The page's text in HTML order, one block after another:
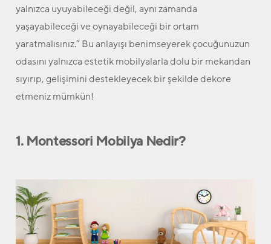
yalnızca uyuyabileceği değil, aynı zamanda
yaşayabileceği ve oynayabileceği bir ortam
yaratmalısınız.” Bu anlayışı benimseyerek çocuğunuzun
odasını yalnızca estetik mobilyalarla dolu bir mekandan
sıyırıp, gelişimini destekleyecek bir şekilde dekore
etmeniz mümkün!
1. Montessori Mobilya Nedir?